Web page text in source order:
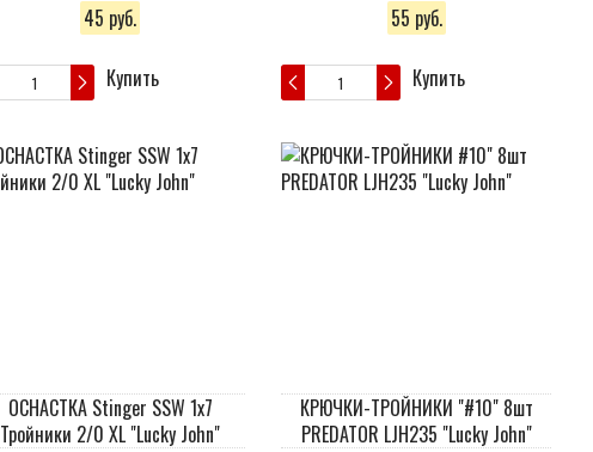
45 руб.
Купить
55 руб.
Купить
ОСНАСТКА Stinger SSW 1x7
Тройники 2/0 XL "Lucky John"
КРЮЧКИ-ТРОЙНИКИ "#10" 8шт
PREDATOR LJH235 "Lucky John"